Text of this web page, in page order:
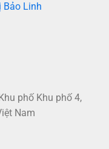
Bảo Linh
phố Khu phố 4,
Nam